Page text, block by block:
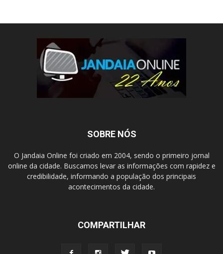
SOBRE NÓS
O Jandaia Online foi criado em 2004, sendo o primeiro jornal
online da cidade. Buscamos levar as informações com rapidez e
credibilidade, informando a população dos principais
acontecimentos da cidade.
COMPARTILHAR